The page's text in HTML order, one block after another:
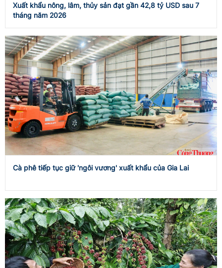
Xuất khẩu nông, lâm, thủy sản đạt gần 42,8 tỷ USD sau 7
tháng năm 2026
Cà phê tiếp tục giữ 'ngôi vương' xuất khẩu của Gia Lai